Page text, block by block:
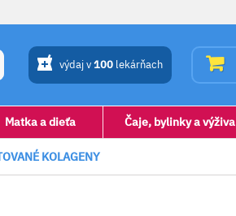
výdaj v100 lekárňach
Matka a dieťa Čaje, bylinky a výživa
KOLAGENY